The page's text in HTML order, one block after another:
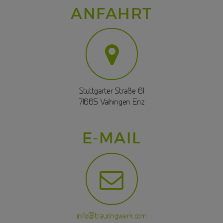
ANFAHRT
Stuttgarter Straße 61
71665 Vaihingen Enz
E-MAIL
info@trauringwerk.com